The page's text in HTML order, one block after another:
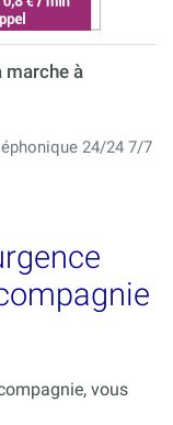
marche à
24/24 7/7
vous